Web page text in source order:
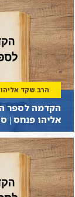
הרב שקד
אליהו פנחס |